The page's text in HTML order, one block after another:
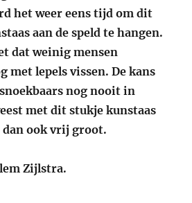
het weer eens tijd om dit
aan de speld te hangen.
dat weinig mensen
met lepels vissen. De kans
nog nooit in
met dit stukje kunstaas
ook vrij groot.
Zijlstra.